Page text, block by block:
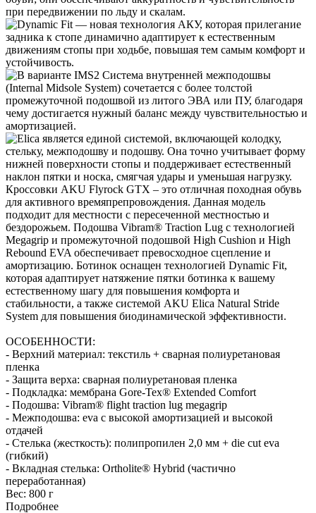
Кроссовки AKU Flyrock GTX – это отличная походная обувь
для активного времяпрепровождения. Данная модель
подходит для местности с пересеченной местностью и
бездорожьем. Подошва Vibram® Traction Lug с технологией
Megagrip и промежуточной подошвой High Cushion и High
Rebound EVA обеспечивает превосходное сцепление и
амортизацию. Ботинок оснащен технологией Dynamic Fit,
которая адаптирует натяжение пятки ботинка к вашему
естественному шагу для повышения комфорта и
стабильности, а также системой AKU Elica Natural Stride
System для повышения биодинамической эффективности.
ОСОБЕННОСТИ:
- Верхний материал: текстиль + сварная полиуретановая
пленка
- Защита верха: сварная полиуретановая пленка
- Подкладка: мембрана Gore-Tex® Extended Comfort
- Подошва: Vibram® flight traction lug megagrip
- Межподошва: eva с высокой амортизацией и высокой
отдачей
- Стелька (жесткость): полипропилен 2,0 мм + die cut eva
(гибкий)
- Вкладная стелька: Ortholite® Hybrid (частично
переработанная)
Вес: 800 г
Подробнее